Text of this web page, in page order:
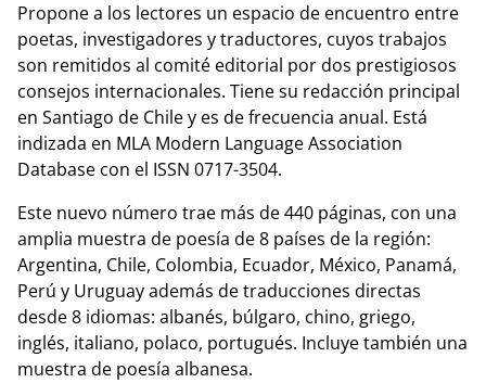
Propone a los lectores un espacio de encuentro entre
poetas, investigadores y traductores, cuyos trabajos
son remitidos al comité editorial por dos prestigiosos
consejos internacionales. Tiene su redacción principal
en Santiago de Chile y es de frecuencia anual. Está
indizada en MLA Modern Language Association
Database con el ISSN 0717-3504.
Este nuevo número trae más de 440 páginas, con una
amplia muestra de poesía de 8 países de la región:
Argentina, Chile, Colombia, Ecuador, México, Panamá,
Perú y Uruguay además de traducciones directas
desde 8 idiomas: albanés, búlgaro, chino, griego,
inglés, italiano, polaco, portugués. Incluye también una
muestra de poesía albanesa.